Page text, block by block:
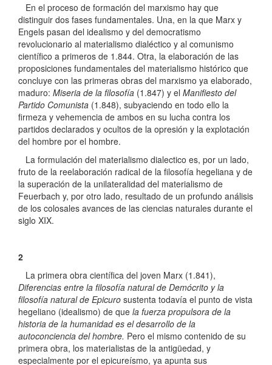
En el proceso de formación del marxismo hay que
distinguir dos fases fundamentales. Una, en la que Marx y
Engels pasan del idealismo y del democratismo
revolucionario al materialismo dialéctico y al comunismo
científico a primeros de 1.844. Otra, la elaboración de las
proposiciones fundamentales del materialismo histórico que
concluye con las primeras obras del marxismo ya elaborado,
maduro: Miseria de la filosofía (1.847) y el Manifiesto del
Partido Comunista (1.848), subyaciendo en todo ello la
firmeza y vehemencia de ambos en su lucha contra los
partidos declarados y ocultos de la opresión y la explotación
del hombre por el hombre.
La formulación del materialismo dialectico es, por un lado,
fruto de la reelaboración radical de la filosofía hegeliana y de
la superación de la unilateralidad del materialismo de
Feuerbach y, por otro lado, resultado de un profundo análisis
de los colosales avances de las ciencias naturales durante el
siglo XIX.
2
La primera obra científica del joven Marx (1.841),
Diferencias entre la filosofía natural de Demócrito y la
filosofía natural de Epicuro sustenta todavía el punto de vista
hegeliano (idealismo) de que la fuerza propulsora de la
historia de la humanidad es el desarrollo de la
autoconciencia del hombre. Pero el mismo contenido de su
primera obra, los materialistas de la antigüedad, y
especialmente por el epicureísmo, ya apunta sus